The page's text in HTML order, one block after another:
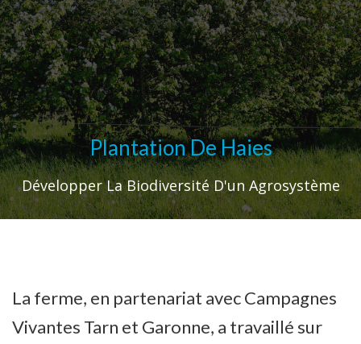
Plantation De Haies
Développer La Biodiversité D'un Agrosystème
La ferme, en partenariat avec Campagnes
Vivantes Tarn et Garonne, a travaillé sur